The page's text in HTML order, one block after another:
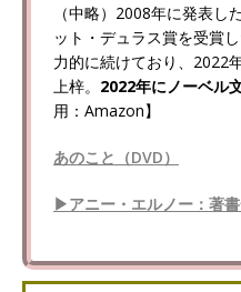
（中略）2008年に発表し
ット・デュラス賞を受賞
力的に続けており、2022
上梓。 2022年にノーベル
用：Amazon】
あのこと（DVD）
▶アニー・エルノー：著